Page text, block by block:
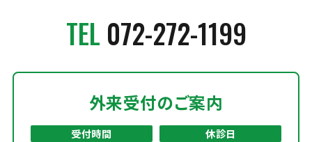
TEL 072-272-1199
外来受付のご案内
受付時間 休診日